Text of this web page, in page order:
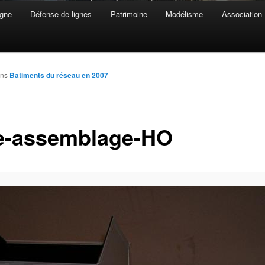
Défense de lignes Patrimoine Modélisme Association
assemblage-HO
Bâtiments du réseau en 2007